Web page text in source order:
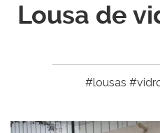
Lousa de
#lousas